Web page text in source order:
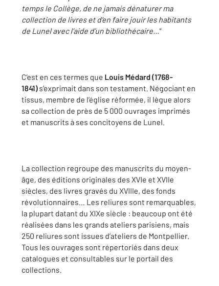
temps le Collège, de ne jamais dénaturer ma
collection de livres et d’en faire jouir les habitants
de Lunel avec l’aide d’un bibliothécaire…“
C’est en ces termes que Louis Médard (1768-
1841) s’exprimait dans son testament. Négociant en
tissus, membre de l’église réformée, il lègue alors
sa collection de près de 5 000 ouvrages imprimés
et manuscrits à ses concitoyens de Lunel.
La collection regroupe des manuscrits du moyen-
âge, des éditions originales des XVIe et XVIIe
siècles, des livres gravés du XVIIIe, des fonds
révolutionnaires… Les reliures sont remarquables,
la plupart datant du XIXe siècle : beaucoup ont été
réalisées dans les grands ateliers parisiens, mais
250 reliures sont issues d’ateliers de Montpellier.
Tous les ouvrages sont répertoriés dans deux
catalogues et consultables sur le portail des
collections.